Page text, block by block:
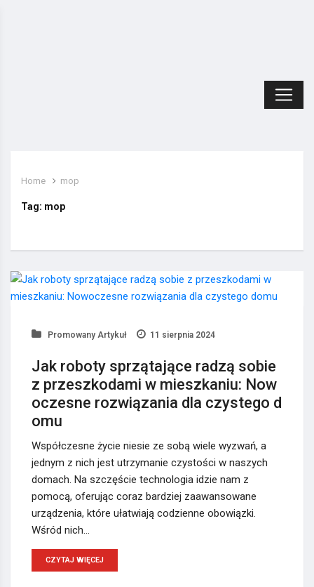
Home mop
Tag: mop
Promowany Artykuł 11 sierpnia 2024
Jak roboty sprzątające radzą sobie
z przeszkodami w mieszkaniu: Now
oczesne rozwiązania dla czystego d
omu
Współczesne życie niesie ze sobą wiele wyzwań, a
jednym z nich jest utrzymanie czystości w naszych
domach. Na szczęście technologia idzie nam z
pomocą, oferując coraz bardziej zaawansowane
urządzenia, które ułatwiają codzienne obowiązki.
Wśród nich…
CZYTAJ WIĘCEJ